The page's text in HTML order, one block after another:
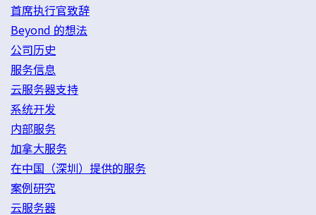
首席执行官致辞
Beyond 的想法
公司历史
服务信息
云服务器支持
系统开发
内部服务
加拿大服务
在中国（深圳）提供的服务
案例研究
云服务器